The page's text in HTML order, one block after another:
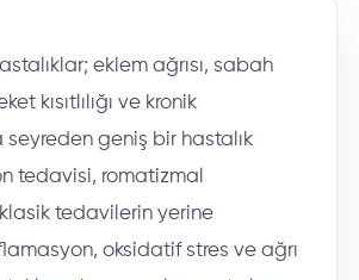
eklem ağrısı, sabah
kısıtlılığı ve kronik
geniş bir hastalık
tedavisi, romatizmal
tedavilerin yerine
oksidatif stres ve ağrı